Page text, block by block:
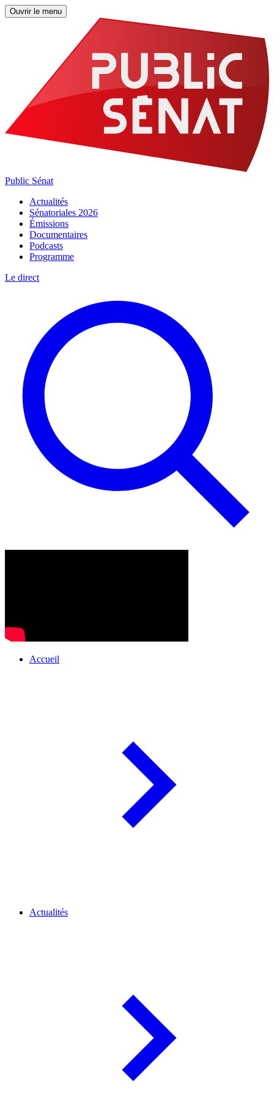
Ouvrir le menu
Public Sénat
Actualités
Sénatoriales 2026
Émissions
Documentaires
Podcasts
Programme
Le direct
Accueil
Actualités